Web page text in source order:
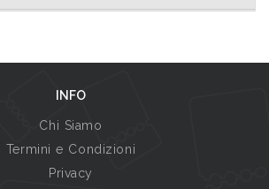
INFO
Chi Siamo
Termini e Condizioni
Privacy